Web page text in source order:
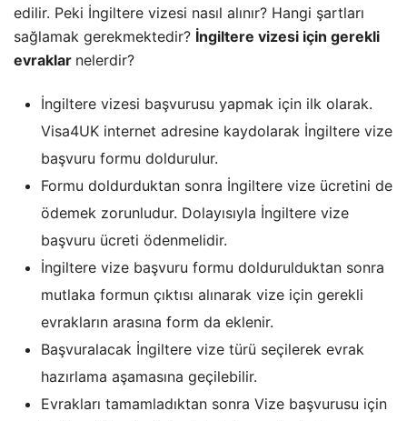
edilir. Peki İngiltere vizesi nasıl alınır? Hangi şartları
sağlamak gerekmektedir? İngiltere vizesi için gerekli
evraklar nelerdir?
İngiltere vizesi başvurusu yapmak için ilk olarak.
Visa4UK internet adresine kaydolarak İngiltere vize
başvuru formu doldurulur.
Formu doldurduktan sonra İngiltere vize ücretini de
ödemek zorunludur. Dolayısıyla İngiltere vize
başvuru ücreti ödenmelidir.
İngiltere vize başvuru formu doldurulduktan sonra
mutlaka formun çıktısı alınarak vize için gerekli
evrakların arasına form da eklenir.
Başvuralacak İngiltere vize türü seçilerek evrak
hazırlama aşamasına geçilebilir.
Evrakları tamamladıktan sonra Vize başvurusu için